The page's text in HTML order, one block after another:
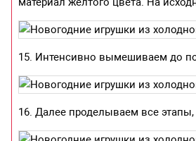
15. Интенсивно вымешиваем до
16. Далее проделываем все